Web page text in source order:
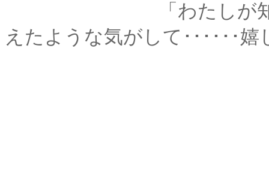
「わたしが知らない
えたような気がして･･････